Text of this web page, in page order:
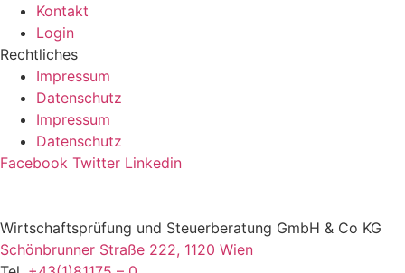
Kontakt
Login
Rechtliches
Impressum
Datenschutz
Impressum
Datenschutz
Facebook Twitter Linkedin
Wirtschaftsprüfung und Steuerberatung GmbH & Co KG
Schönbrunner Straße 222, 1120 Wien